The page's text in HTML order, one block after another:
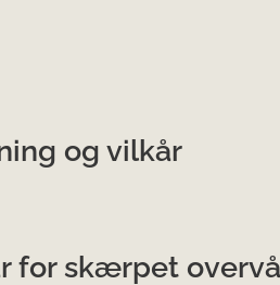
og vilkår
for skærpet